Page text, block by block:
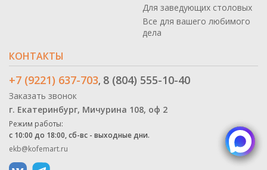
Для заведующих столовых
Все для вашего любимого
дела
КОНТАКТЫ
+7 (9221) 637-703, 8 (804) 555-10-40
Заказать звонок
г. Екатеринбург, Мичурина 108, оф 2
Режим работы:
с 10:00 до 18:00, сб-вс - выходные дни.
ekb@kofemart.ru